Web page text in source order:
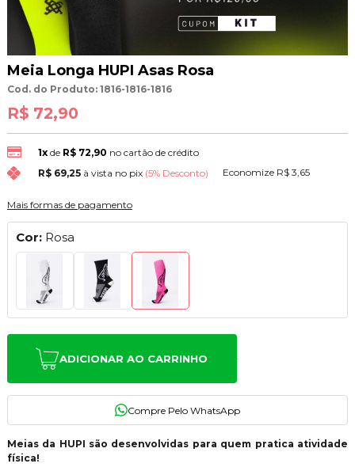
Meia Longa HUPI Asas Rosa
Cod. do Produto: 1816-1816-1816
R$ 72,90
1xde R$ 72,90 no cartão de crédito
R$ 69,25 à vista no pix (5% Desconto) Economize R$ 3,65
Mais formas de pagamento
Cor: Rosa
ADICIONAR AO CARRINHO
Meias da HUPI são desenvolvidas para quem pratica atividade
física!